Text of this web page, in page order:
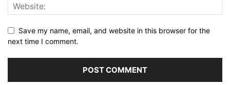
Save my name, email, and website in this browser for the
next time I comment.